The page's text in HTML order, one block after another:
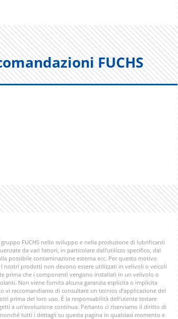
FUCHS
FUCHS nello sviluppo e nella produzione di lubrificanti
da vari fattori, in particolare dall’utilizzo specifico, dal
possibile contaminazione esterna ecc. Per questo motivo
nostri prodotti non devono essere utilizzati in velivoli o veicoli
prima che i componenti vengono installati in un velivolo o
Non viene fornita alcuna garanzia esplicita o implicita
raccomandiamo di consultare un tecnico d’applicazione del
prima del loro uso. È la responsabilità dell’utente testare
a un'evoluzione continua. Pertanto ci riserviamo il diritto di
tutti i dettagli su questa pagina in qualsiasi momento e